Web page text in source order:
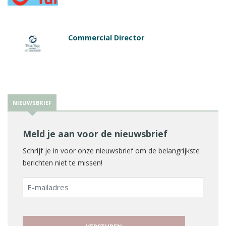
Commercial Director
NIEUWSBRIEF
Meld je aan voor de nieuwsbrief
Schrijf je in voor onze nieuwsbrief om de belangrijkste
berichten niet te missen!
E-
mailadres